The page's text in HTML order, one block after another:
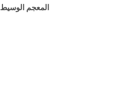
المعجم الوسيط